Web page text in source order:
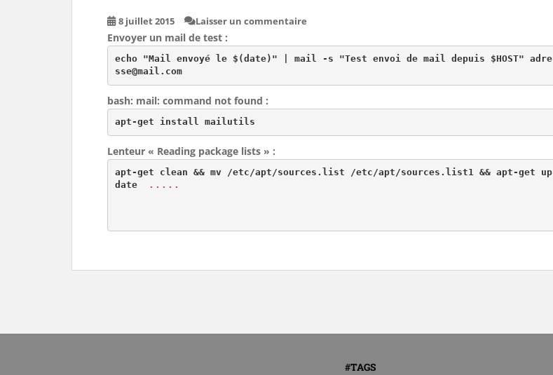
8 juillet 2015 Laisser un commentaire
Envoyer un mail de test :
echo "Mail envoyé le $(date)" | mail -s "Test envoi de mail depuis $HOST" adre
sse@mail.com
bash: mail: command not found :
apt-get install mailutils
Lenteur « Reading package lists » :
apt-get clean && mv /etc/apt/sources.list /etc/apt/sources.list1 && apt-get up
date
.....
#TAGS